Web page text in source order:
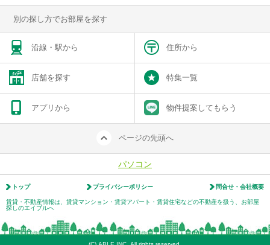
別の探し方でお部屋を探す
沿線・駅から 住所から
店舗を探す 特集一覧
アプリから 物件提案してもらう
ページの先頭へ
パソコン
トップ プライバシーポリシー 問合せ・会社概要
賃貸・不動産情報は、賃貸マンション・賃貸アパート・賃貸住宅などの不動産を扱う、お部屋
探しのエイブルへ